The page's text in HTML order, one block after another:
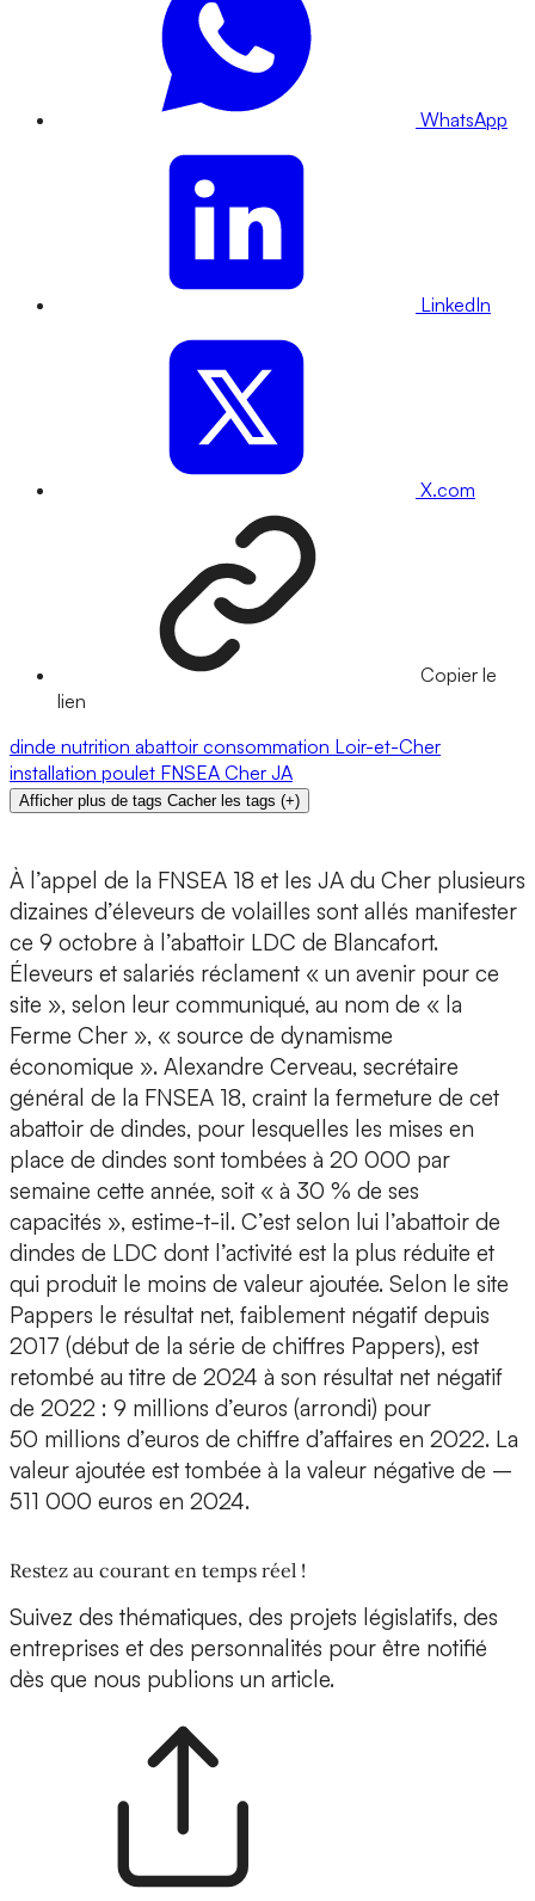
WhatsApp
LinkedIn
X.com
Copier le
lien
dinde nutrition abattoir consommation Loir-et-Cher
installation poulet FNSEA Cher JA
Afficher plus de tags Cacher les tags (+)
À l’appel de la FNSEA 18 et les JA du Cher plusieurs
dizaines d’éleveurs de volailles sont allés manifester
ce 9 octobre à l’abattoir LDC de Blancafort.
Éleveurs et salariés réclament « un avenir pour ce
site », selon leur communiqué, au nom de « la
Ferme Cher », « source de dynamisme
économique ». Alexandre Cerveau, secrétaire
général de la FNSEA 18, craint la fermeture de cet
abattoir de dindes, pour lesquelles les mises en
place de dindes sont tombées à 20 000 par
semaine cette année, soit « à 30 % de ses
capacités », estime-t-il. C’est selon lui l’abattoir de
dindes de LDC dont l’activité est la plus réduite et
qui produit le moins de valeur ajoutée. Selon le site
Pappers le résultat net, faiblement négatif depuis
2017 (début de la série de chiffres Pappers), est
retombé au titre de 2024 à son résultat net négatif
de 2022 : 9 millions d’euros (arrondi) pour
50 millions d’euros de chiffre d’affaires en 2022. La
valeur ajoutée est tombée à la valeur négative de –
511 000 euros en 2024.
Restez au courant en temps réel !
Suivez des thématiques, des projets législatifs, des
entreprises et des personnalités pour être notifié
dès que nous publions un article.